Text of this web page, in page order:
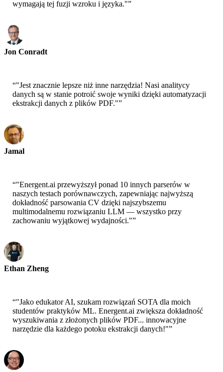
wymagają tej fuzji wzroku i języka."”
Jon Conradt
“"Jest znacznie lepsze niż inne narzędzia! Nasi analitycy
danych są w stanie potroić swoje wyniki dzięki automatyzacji
ekstrakcji danych z plików PDF."”
Jamal
“"Energent.ai przewyższył ponad 10 innych parserów w
naszych testach porównawczych, zapewniając najwyższą
dokładność parsowania CV dzięki najszybszemu
multimodalnemu rozwiązaniu LLM — wszystko przy
zachowaniu wyjątkowej wydajności."”
Ethan Zheng
“"Jako edukator AI, szukam rozwiązań SOTA dla moich
studentów praktyków ML. Energent.ai zwiększa dokładność
wyszukiwania z złożonych plików PDF... innowacyjne
narzędzie dla każdego potoku ekstrakcji danych!"”